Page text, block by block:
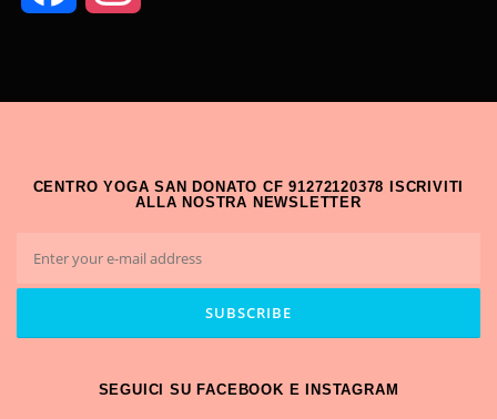
CENTRO YOGA SAN DONATO CF 91272120378 ISCRIVITI
ALLA NOSTRA NEWSLETTER
SEGUICI SU FACEBOOK E INSTAGRAM